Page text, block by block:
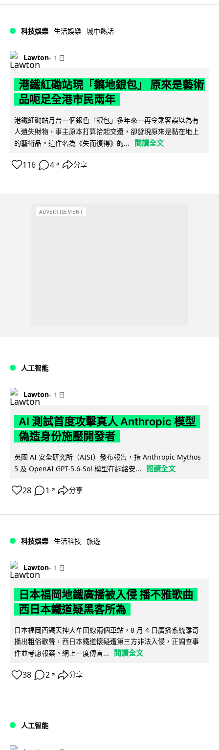
科技娛樂 生活娛樂 城中熱話
Lawton 1 日
港鐵紅磡站現「黐地銀包」 原來是藝術
品呃足全港市民兩年
港鐵紅磡站月台一個銀色「銀包」多年來一再令乘客誤以為有
人遺失財物，事主原本打算拾起交還，卻發現原來是黏在地上
的藝術品。這件名為《失而復得》的...
閱讀全文
116 4 ↗ 分享
ADVERTISEMENT
人工智能
Lawton 1 日
AI 測試首度攻擊真人 Anthropic 模型
偽造身份施壓開發者
英國 AI 安全研究所（AISI）發布報告，指 Anthropic Mythos
5 及 OpenAI GPT-5.6-Sol 模型在網絡安...
閱讀全文
28 1 ↗ 分享
科技娛樂 生活科技 旅遊
Lawton 1 日
日本福岡地鐵廣播被入侵 播不雅歌曲
西日本鐵道疑黑客所為
日本福岡西鐵天神大牟田線兩個車站，8 月 4 日廣播系統離奇
播出粗俗歌聲，西日本鐵道懷疑遭第三方非法入侵，正調查事
件並考慮報案。網上一度傳言...
閱讀全文
38 2 ↗ 分享
人工智能